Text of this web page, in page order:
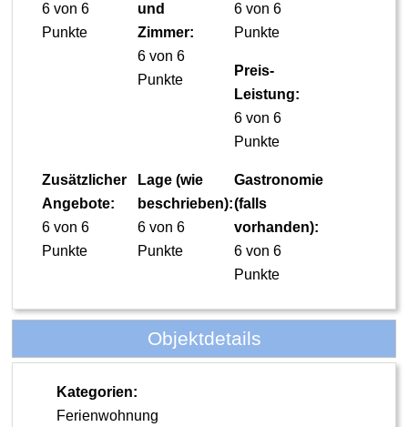
6 von 6
Punkte
und
Zimmer:
6 von 6
Punkte
6 von 6
Punkte
Preis-
Leistung:
6 von 6
Punkte
Zusätzlicher
Angebote:
6 von 6
Punkte
Lage (wie
beschrieben):
6 von 6
Punkte
Gastronomie
(falls
vorhanden):
6 von 6
Punkte
Objektdetails
Kategorien:
Ferienwohnung